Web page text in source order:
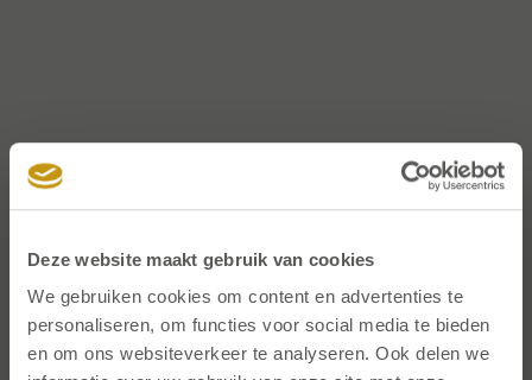
Deze website maakt gebruik van cookies
We gebruiken cookies om content en advertenties te
personaliseren, om functies voor social media te bieden
en om ons websiteverkeer te analyseren. Ook delen we